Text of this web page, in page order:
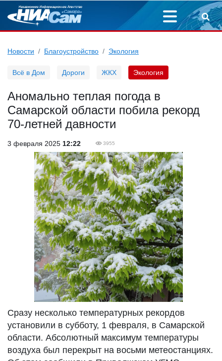
Новости Благоустройство Экология
Всё в Дом Дороги ЖКХ Экология
Аномально теплая погода в
Самарской области побила рекорд
70-летней давности
3 февраля 2025 12:22 3955
Сразу несколько температурных рекордов
установили в субботу, 1 февраля, в Самарской
области. Абсолютный максимум температуры
воздуха был перекрыт на восьми метеостанциях.